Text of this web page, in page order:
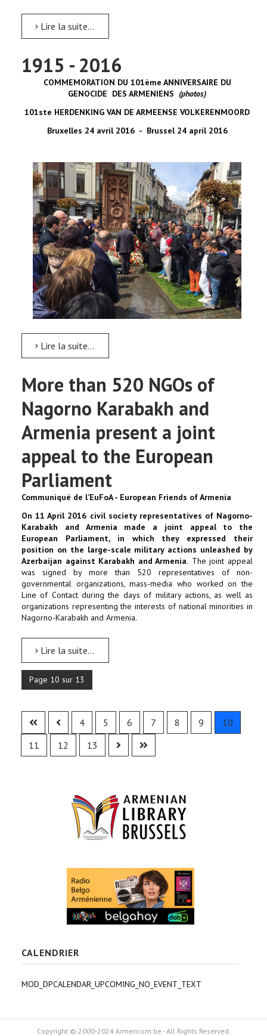
Lire la suite...
1915 - 2016
COMMEMORATION DU 101ème ANNIVERSAIRE DU
GENOCIDE DES ARMENIENS (photos)
101ste HERDENKING VAN DE ARMEENSE VOLKERENMOORD
Bruxelles 24 avril 2016 - Brussel 24 april 2016
Lire la suite...
More than 520 NGOs of
Nagorno Karabakh and
Armenia present a joint
appeal to the European
Parliament
Communiqué de l’EuFoA - European Friends of Armenia
On 11 April 2016 civil society representatives of Nagorno-
Karabakh and Armenia made a joint appeal to the
European Parliament, in which they expressed their
position on the large-scale military actions unleashed by
Azerbaijan against Karabakh and Armenia. The joint appeal
was signed by more than 520 representatives of non-
governmental organizations, mass-media who worked on the
Line of Contact during the days of military actions, as well as
organizations representing the interests of national minorities in
Nagorno-Karabakh and Armenia.
Lire la suite...
Page 10 sur 13
4 5 6 7 8 9
10
11
12 13
CALENDRIER
MOD_DPCALENDAR_UPCOMING_NO_EVENT_TEXT
Copyright © 2000-2024 Armencom.be - All Rights Reserved.